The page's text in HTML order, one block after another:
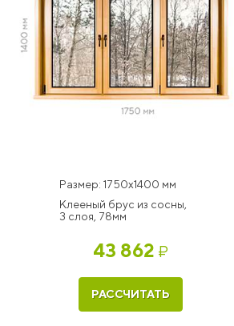
Размер: 1750x1400 мм
Клееный брус из сосны,
3 слоя, 78мм
43 862 ₽
РАССЧИТАТЬ